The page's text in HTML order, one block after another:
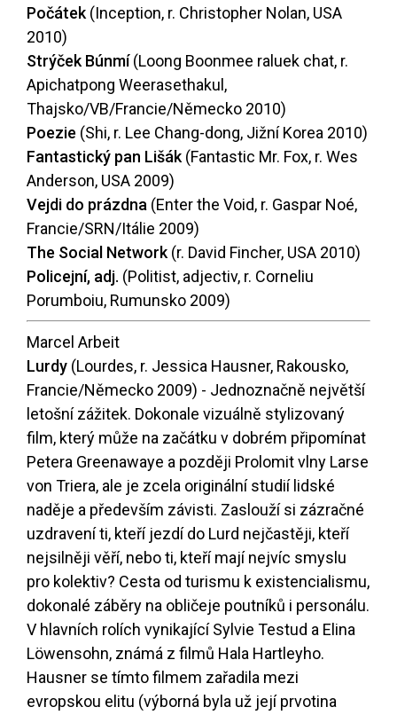
Počátek(Inception, r. Christopher Nolan, USA
2010)
Strýček Búnmí(Loong Boonmee raluek chat, r.
Apichatpong Weerasethakul,
Thajsko/VB/Francie/Německo 2010)
Poezie (Shi, r. Lee Chang-dong, Jižní Korea 2010)
Fantastický pan Lišák(Fantastic Mr. Fox, r. Wes
Anderson, USA 2009)
Vejdi do prázdna (Enter the Void, r. Gaspar Noé,
Francie/SRN/Itálie 2009)
The Social Network(r. David Fincher, USA 2010)
Policejní, adj. (Politist, adjectiv, r. Corneliu
Porumboiu, Rumunsko 2009)
Marcel Arbeit
Lurdy (Lourdes, r. Jessica Hausner, Rakousko,
Francie/Německo 2009) - Jednoznačně největší
letošní zážitek. Dokonale vizuálně stylizovaný
film, který může na začátku v dobrém připomínat
Petera Greenawaye a později Prolomit vlny Larse
von Triera, ale je zcela originální studií lidské
naděje a především závisti. Zaslouží si zázračné
uzdravení ti, kteří jezdí do Lurd nejčastěji, kteří
nejsilněji věří, nebo ti, kteří mají nejvíc smyslu
pro kolektiv? Cesta od turismu k existencialismu,
dokonalé záběry na obličeje poutníků i personálu.
V hlavních rolích vynikající Sylvie Testud a Elina
Löwensohn, známá z filmů Hala Hartleyho.
Hausner se tímto filmem zařadila mezi
evropskou elitu (výborná byla už její prvotina